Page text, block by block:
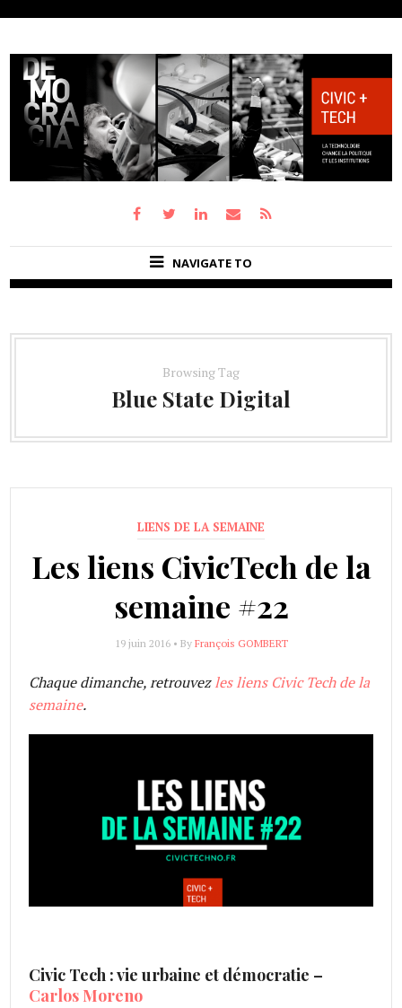
NAVIGATE TO
Browsing Tag
Blue State Digital
LIENS DE LA SEMAINE
Les liens CivicTech de la
semaine #22
19 juin 2016 • By François GOMBERT
Chaque dimanche, retrouvezles liens Civic Tech de la
semaine.
Civic Tech : vie urbaine et démocratie –
Carlos Moreno